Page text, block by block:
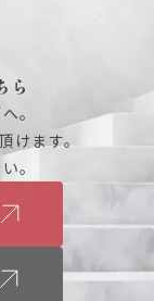
ら
。
ます。
。